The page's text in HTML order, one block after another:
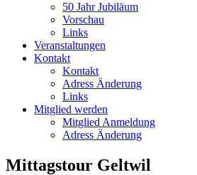
50 Jahr Jubiläum
Vorschau
Links
Veranstaltungen
Kontakt
Kontakt
Adress Änderung
Links
Mitglied werden
Mitglied Anmeldung
Adress Änderung
Mittagstour Geltwil